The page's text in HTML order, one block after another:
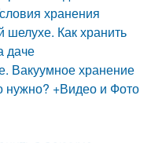
хранения
шелухе. Как хранить
даче
Вакуумное хранение
нужно? +Видео и Фото